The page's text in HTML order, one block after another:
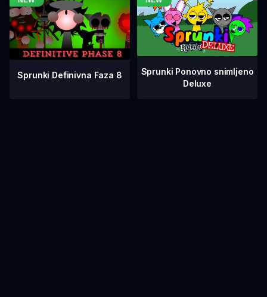
Sprunki Definivna Faza 8
Sprunki Ponovno snimljeno
Deluxe